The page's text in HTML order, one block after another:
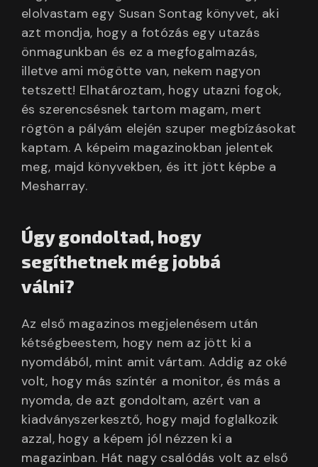
elolvastam egy Susan Sontag könyvet, aki
azt mondja, hogy a fotózás egy utazás
önmagunkban és ez a megfogalmazás,
illetve ami mögötte van, nekem nagyon
tetszett! Elhatároztam, hogy utazni fogok,
és szerencsésnek tartom magam, mert
rögtön a pályám elején szuper megbízásokat
kaptam. A képeim magazinokban jelentek
meg, majd könyvekben, és itt jött képbe a
Mesharray.
Úgy gondoltad, hogy
segíthetnek még jobbá
válni?
Az első magazinos megjelenésem után
kétségbeestem, hogy nem az jött ki a
nyomdából, mint amit vártam. Addig az oké
volt, hogy más színtér a monitor, és más a
nyomda, de azt gondoltam, azért van a
kiadványszerkesztő, hogy majd foglalkozik
azzal, hogy a képem jól nézzen ki a
magazinban. Hát nagy csalódás volt az első